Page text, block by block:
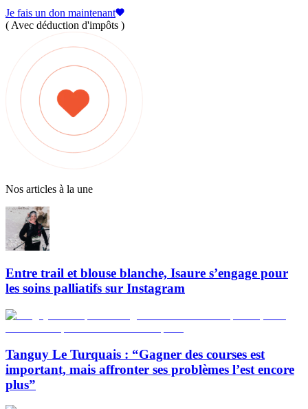
Je fais un don maintenant
( Avec déduction d'impôts )
Nos articles à la une
Entre trail et blouse blanche, Isaure s’engage pour
les soins palliatifs sur Instagram
Tanguy Le Turquais : “Gagner des courses est
important, mais affronter ses problèmes l’est encore
plus”